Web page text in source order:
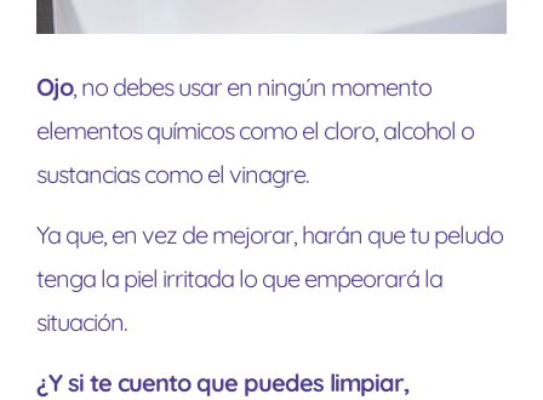
Ojo, no debes usar en ningún momento
elementos químicos como el cloro, alcohol o
sustancias como el vinagre.
Ya que, en vez de mejorar, harán que tu peludo
tenga la piel irritada lo que empeorará la
situación.
¿Y si te cuento que puedes limpiar,